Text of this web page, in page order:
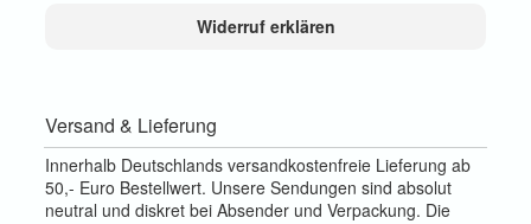
Widerruf erklären
Versand & Lieferung
Innerhalb Deutschlands versandkostenfreie Lieferung ab
50,- Euro Bestellwert. Unsere Sendungen sind absolut
neutral und diskret bei Absender und Verpackung. Die